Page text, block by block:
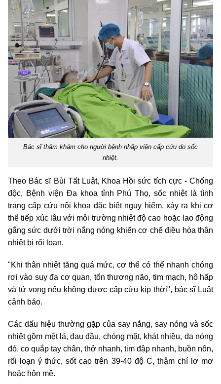
Bác sĩ thăm khám cho người bệnh nhập viện cấp cứu do sốc
nhiệt.
Theo Bác sĩ Bùi Tất Luật, Khoa Hồi sức tích cực - Chống
độc, Bệnh viện Đa khoa tỉnh Phú Thọ, sốc nhiệt là tình
trạng cấp cứu nội khoa đặc biệt nguy hiểm, xảy ra khi cơ
thể tiếp xúc lâu với môi trường nhiệt độ cao hoặc lao động
gắng sức dưới trời nắng nóng khiến cơ chế điều hòa thân
nhiệt bị rối loạn.
"Khi thân nhiệt tăng quá mức, cơ thể có thể nhanh chóng
rơi vào suy đa cơ quan, tổn thương não, tim mạch, hô hấp
và tử vong nếu không được cấp cứu kịp thời", bác sĩ Luật
cảnh báo.
Các dấu hiệu thường gặp của say nắng, say nóng và sốc
nhiệt gồm mệt lả, đau đầu, chóng mặt, khát nhiều, da nóng
đỏ, co quắp tay chân, thở nhanh, tim đập nhanh, buồn nôn,
rối loạn ý thức, sốt cao trên 39-40 độ C, thậm chí lơ mơ
hoặc hôn mê.